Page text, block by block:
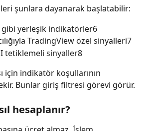
şunlara dayanarak başlatabilir:
gibi yerleşik indikatörler6
TradingView özel sinyalleri7
tetiklemeli sinyaller8
için indikatör koşullarının
Bunlar giriş filtresi görevi görür.
hesaplanır?